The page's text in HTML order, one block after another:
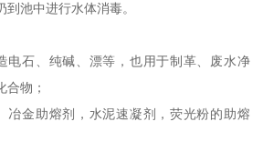
池中进行水体消毒。
电石、纯碱、漂等，也用于制革、废水净
合物；
冶金助熔剂，水泥速凝剂，荧光粉的助熔